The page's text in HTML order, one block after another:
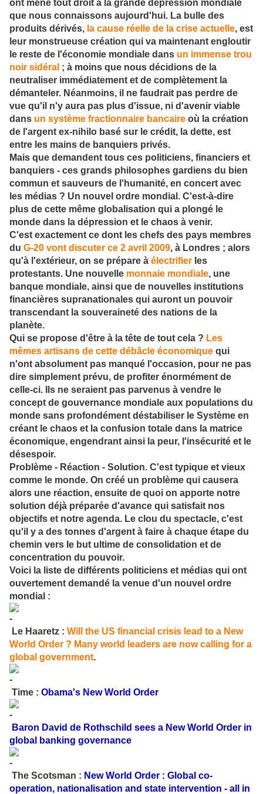
ont mené tout droit à la grande dépression mondiale
que nous connaissons aujourd'hui. La bulle des
produits dérivés, la cause réelle de la crise actuelle, est
leur monstrueuse création qui va maintenant engloutir
le reste de l'économie mondiale dans un immense trou
noir sidéral ; à moins que nous décidions de la
neutraliser immédiatement et de complètement la
démanteler. Néanmoins, il ne faudrait pas perdre de
vue qu'il n'y aura pas plus d'issue, ni d'avenir viable
dans un système fractionnaire bancaire où la création
de l'argent ex-nihilo basé sur le crédit, la dette, est
entre les mains de banquiers privés.
Mais que demandent tous ces politiciens, financiers et
banquiers - ces grands philosophes gardiens du bien
commun et sauveurs de l'humanité, en concert avec
les médias ? Un nouvel ordre mondial. C'est-à-dire
plus de cette même globalisation qui a plongé le
monde dans la dépression et le chaos à venir.
C'est exactement ce dont les chefs des pays membres
du G-20 vont discuter ce 2 avril 2009, à Londres ; alors
qu'à l'extérieur, on se prépare à électrifier les
protestants. Une nouvelle monnaie mondiale, une
banque mondiale, ainsi que de nouvelles institutions
financières supranationales qui auront un pouvoir
transcendant la souveraineté des nations de la
planète.
Qui se propose d'être à la tête de tout cela ? Les
mêmes artisans de cette débâcle économique qui
n'ont absolument pas manqué l'occasion, pour ne pas
dire simplement prévu, de profiter énormément de
celle-ci. Ils ne seraient pas parvenus à vendre le
concept de gouvernance mondiale aux populations du
monde sans profondément déstabiliser le Système en
créant le chaos et la confusion totale dans la matrice
économique, engendrant ainsi la peur, l'insécurité et le
désespoir.
Problème - Réaction - Solution. C'est typique et vieux
comme le monde. On créé un problème qui causera
alors une réaction, ensuite de quoi on apporte notre
solution déjà préparée d'avance qui satisfait nos
objectifs et notre agenda. Le clou du spectacle, c'est
qu'il y a des tonnes d'argent à faire à chaque étape du
chemin vers le but ultime de consolidation et de
concentration du pouvoir.
Voici la liste de différents politiciens et médias qui ont
ouvertement demandé la venue d'un nouvel ordre
mondial :
Le Haaretz : Will the US financial crisis lead to a New
World Order ? Many world leaders are now calling for a
global government.
Time : Obama's New World Order
Baron David de Rothschild sees a New World Order in
global banking governance
The Scotsman : New World Order : Global co-
operation, nationalisation and state intervention - all in